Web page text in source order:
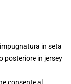
in seta
posteriore in jersey
consente al